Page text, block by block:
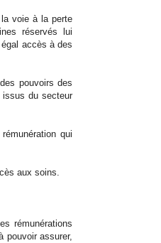
voie à la perte
réservés lui
accès à des
pouvoirs des
issus du secteur
qui
aux soins.
rémunérations
pouvoir assurer,